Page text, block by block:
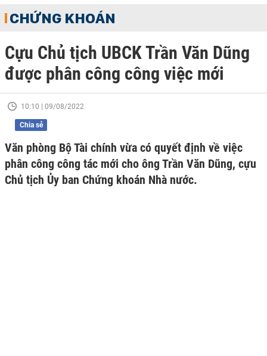
CHỨNG KHOÁN
Cựu Chủ tịch UBCK Trần Văn Dũng
được phân công công việc mới
10:10 | 09/08/2022
Chia sẻ
Văn phòng Bộ Tài chính vừa có quyết định về việc
phân công công tác mới cho ông Trần Văn Dũng, cựu
Chủ tịch Ủy ban Chứng khoán Nhà nước.